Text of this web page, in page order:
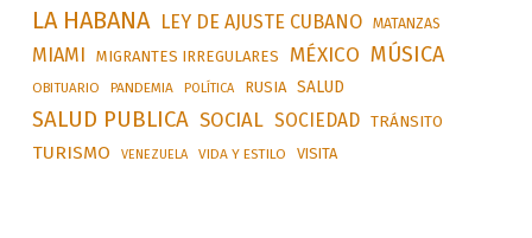
LA HABANA LEY DE AJUSTE CUBANO MATANZAS
MIAMI MIGRANTES IRREGULARES MÉXICO MÚSICA
OBITUARIO PANDEMIA POLÍTICA RUSIA SALUD
SALUD PUBLICA SOCIAL SOCIEDAD TRÁNSITO
TURISMO VENEZUELA VIDA Y ESTILO VISITA